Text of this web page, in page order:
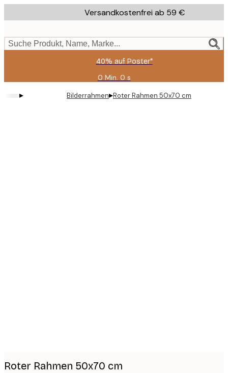
to
content.
Versandkostenfrei ab 59 €
Suche Produkt, Name, Marke...
40% auf Poster*
0 Min. 0 s
Gültig
bis:
2026-
▸ Bilderrahmen▸Roter Rahmen 50x70 cm
Roter Rahmen 50x70 cm